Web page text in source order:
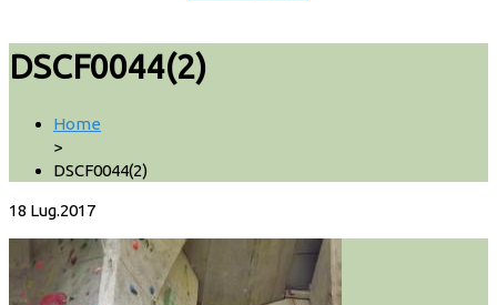
DSCF0044(2)
Home
>
DSCF0044(2)
18 Lug.2017